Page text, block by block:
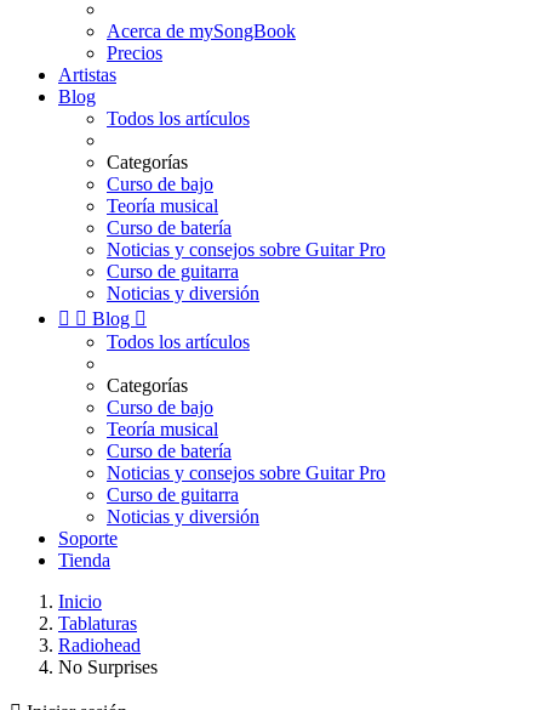
Acerca de mySongBook
Precios
Artistas
Blog
Todos los artículos
Categorías
Curso de bajo
Teoría musical
Curso de batería
Noticias y consejos sobre Guitar Pro
Curso de guitarra
Noticias y diversión
  Blog 
Todos los artículos
Categorías
Curso de bajo
Teoría musical
Curso de batería
Noticias y consejos sobre Guitar Pro
Curso de guitarra
Noticias y diversión
Soporte
Tienda
Inicio
Tablaturas
Radiohead
No Surprises